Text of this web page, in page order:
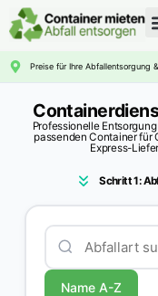
Preise für Ihre Abfallentsorgung
Professionelle
passenden Container für
Express-
Schritt 1:
Name A-Z